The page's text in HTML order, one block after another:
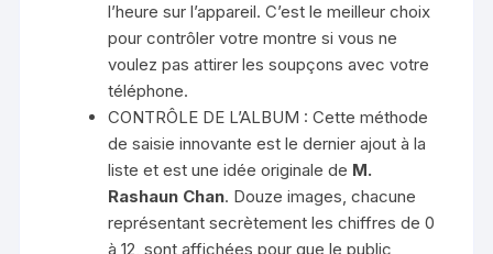
l’heure sur l’appareil. C’est le meilleur choix
pour contrôler votre montre si vous ne
voulez pas attirer les soupçons avec votre
téléphone.
CONTRÔLE DE L’ALBUM : Cette méthode
de saisie innovante est le dernier ajout à la
liste et est une idée originale de M.
Rashaun Chan. Douze images, chacune
représentant secrètement les chiffres de 0
à 12, sont affichées pour que le public